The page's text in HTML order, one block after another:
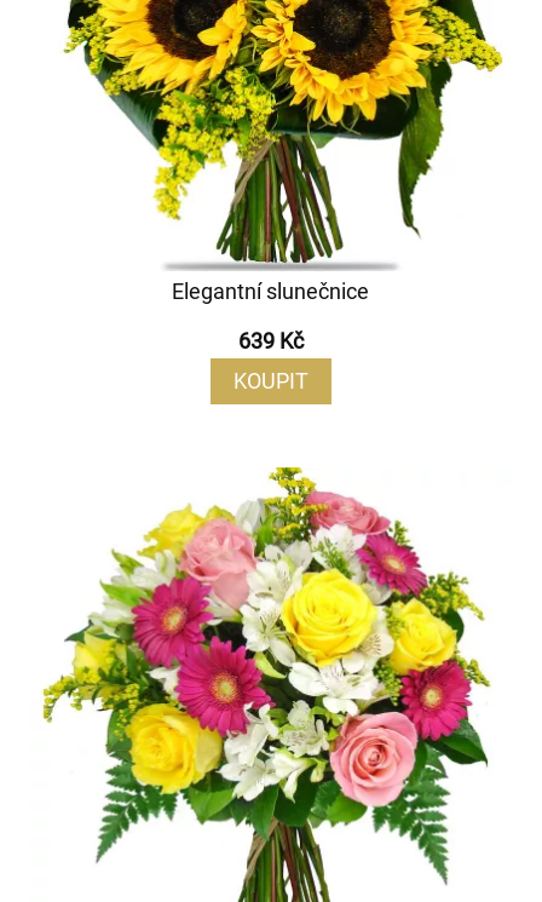
Elegantní slunečnice
639 Kč
KOUPIT